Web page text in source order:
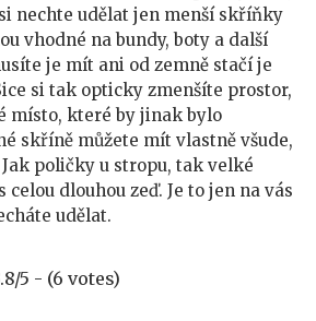
nechte udělat jen menší skříňky
vhodné na bundy, boty a další
je mít ani od zemně stačí je
si tak opticky zmenšíte prostor,
místo, které by jinak bylo
skříně můžete mít vlastně všude,
poličky u stropu, tak velké
dlouhou zeď. Je to jen na vás
udělat.
5 - (6 votes)